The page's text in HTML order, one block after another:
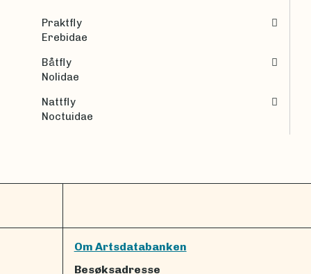
Praktfly
Erebidae
Båtfly
Nolidae
Nattfly
Noctuidae
Om Artsdatabanken
Besøksadresse